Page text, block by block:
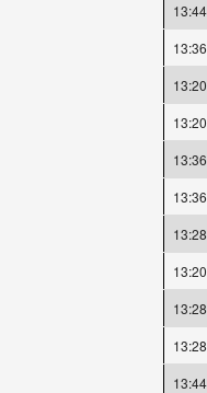
13:44
13:36
13:20
13:20
13:36
13:36
13:28
13:20
13:28
13:28
13:44